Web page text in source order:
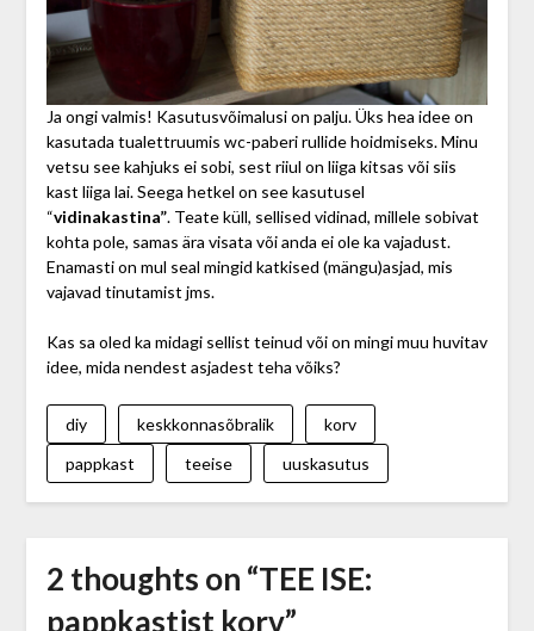
Ja ongi valmis! Kasutusvõimalusi on palju. Üks hea idee on
kasutada tualettruumis wc-paberi rullide hoidmiseks. Minu
vetsu see kahjuks ei sobi, sest riiul on liiga kitsas või siis
kast liiga lai. Seega hetkel on see kasutusel
“vidinakastina”. Teate küll, sellised vidinad, millele sobivat
kohta pole, samas ära visata või anda ei ole ka vajadust.
Enamasti on mul seal mingid katkised (mängu)asjad, mis
vajavad tinutamist jms.
Kas sa oled ka midagi sellist teinud või on mingi muu huvitav
idee, mida nendest asjadest teha võiks?
diy keskkonnasõbralik
korv
pappkast
teeise uuskasutus
2 thoughts on “TEE ISE:
pappkastist korv”